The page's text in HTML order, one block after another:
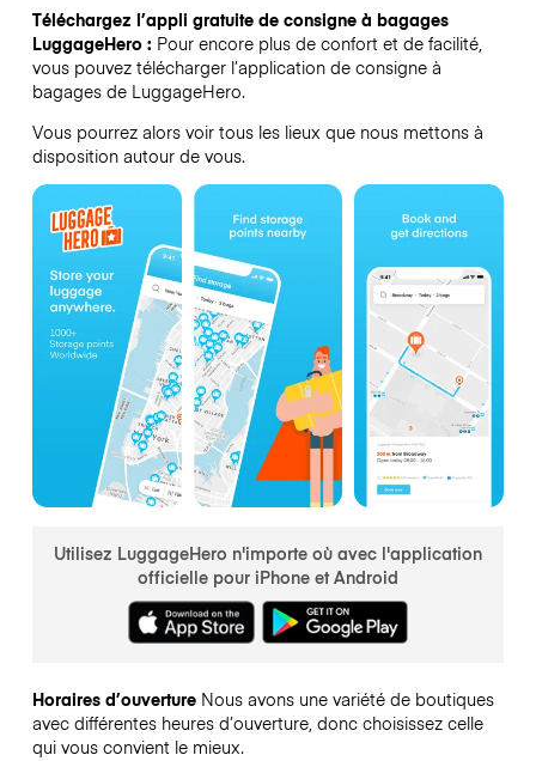
Téléchargez l’appli gratuite de consigne à bagages
LuggageHero :Pour encore plus de confort et de facilité,
vous pouvez télécharger l’application de consigne à
bagages de LuggageHero.
Vous pourrez alors voir tous les lieux que nous mettons à
disposition autour de vous.
Utilisez LuggageHero n'importe où avec l'application
officielle pour iPhone et Android
Horaires d’ouverture Nous avons une variété de boutiques
avec différentes heures d’ouverture, donc choisissez celle
qui vous convient le mieux.